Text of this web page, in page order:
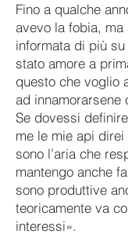
Fino a qualche
avevo la fobia, ma
informata di più
stato amore a
questo che voglio
ad innamorarsene
Se dovessi
me le mie api
sono l’aria che
mantengo anche
sono produttive
teoricamente va
interessi».